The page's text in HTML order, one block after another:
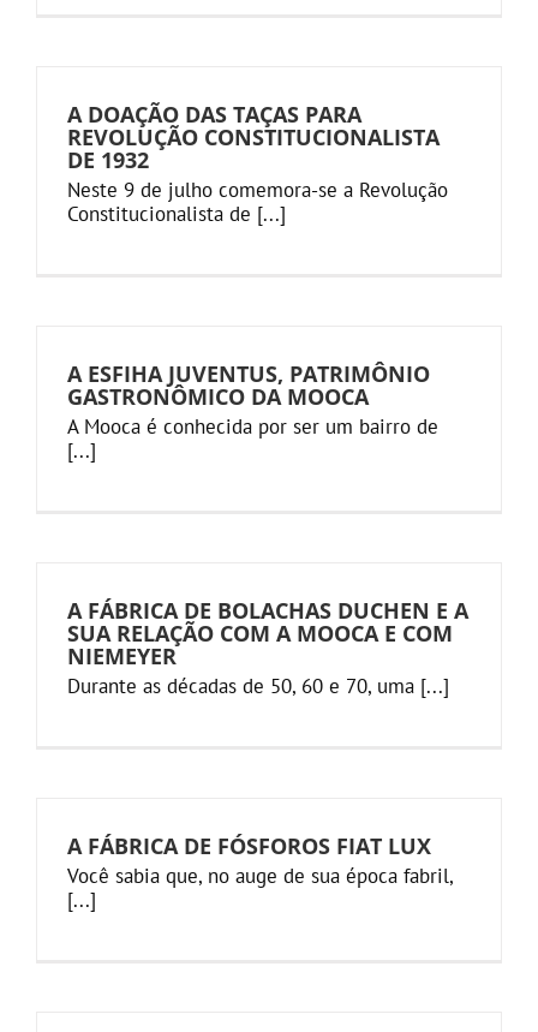
A DOAÇÃO DAS TAÇAS PARA
REVOLUÇÃO CONSTITUCIONALISTA
DE 1932
Neste 9 de julho comemora-se a Revolução
Constitucionalista de [...]
A ESFIHA JUVENTUS, PATRIMÔNIO
GASTRONÔMICO DA MOOCA
A Mooca é conhecida por ser um bairro de
[...]
A FÁBRICA DE BOLACHAS DUCHEN E A
SUA RELAÇÃO COM A MOOCA E COM
NIEMEYER
Durante as décadas de 50, 60 e 70, uma [...]
A FÁBRICA DE FÓSFOROS FIAT LUX
Você sabia que, no auge de sua época fabril,
[...]